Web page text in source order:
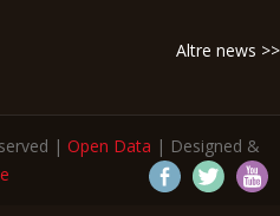
Altre news >>
| Open Data | Designed &